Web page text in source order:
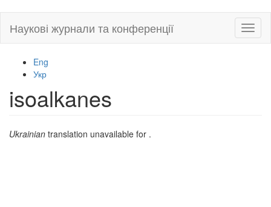
main
Наукові журнали та конференції
Eng
Укр
isoalkanes
Ukrainian translation unavailable for .